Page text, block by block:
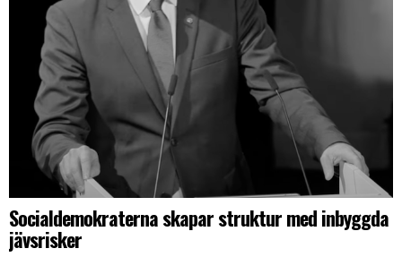
Socialdemokraterna skapar struktur med inbyggda
jävsrisker